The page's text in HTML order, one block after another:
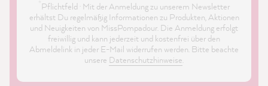
Pflichtfeld · Mit der Anmeldung zu unserem Newsletter
erhältst Du regelmäßig Informationen zu Produkten, Aktionen
und Neuigkeiten von MissPompadour. Die Anmeldung erfolgt
freiwillig und kann jederzeit und kostenfrei über den
Abmeldelink in jeder E-Mail widerrufen werden. Bitte beachte
unsere Datenschutzhinweise.